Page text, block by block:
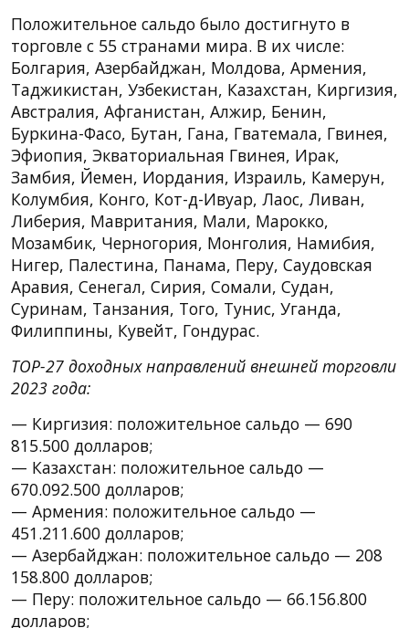
Положительное сальдо было достигнуто в
торговле с 55 странами мира. В их числе:
Болгария, Азербайджан, Молдова, Армения,
Таджикистан, Узбекистан, Казахстан, Киргизия,
Австралия, Афганистан, Алжир, Бенин,
Буркина-Фасо, Бутан, Гана, Гватемала, Гвинея,
Эфиопия, Экваториальная Гвинея, Ирак,
Замбия, Йемен, Иордания, Израиль, Камерун,
Колумбия, Конго, Кот-д-Ивуар, Лаос, Ливан,
Либерия, Мавритания, Мали, Марокко,
Мозамбик, Черногория, Монголия, Намибия,
Нигер, Палестина, Панама, Перу, Саудовская
Аравия, Сенегал, Сирия, Сомали, Судан,
Суринам, Танзания, Того, Тунис, Уганда,
Филиппины, Кувейт, Гондурас.
TOP-27 доходных направлений внешней торговли
2023 года:
— Киргизия: положительное сальдо — 690
815.500 долларов;
— Казахстан: положительное сальдо —
670.092.500 долларов;
— Армения: положительное сальдо —
451.211.600 долларов;
— Азербайджан: положительное сальдо — 208
158.800 долларов;
— Перу: положительное сальдо — 66.156.800
долларов;